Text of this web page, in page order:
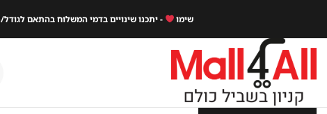
content
שימו - יתכנו שינויים בדמי המשלוח בהתאם